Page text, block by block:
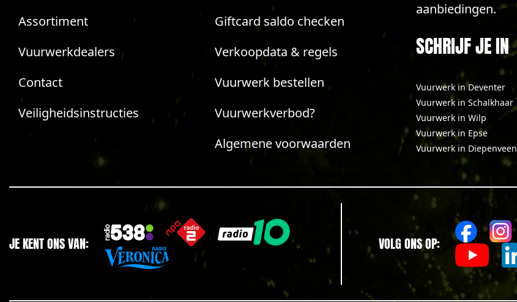
Assortiment
Vuurwerkdealers
Contact
Veiligheidsinstructies
Giftcard saldo checken
Verkoopdata & regels
Vuurwerk bestellen
Vuurwerkverbod?
Algemene voorwaarden
aanbiedingen.
SCHRIJF JE IN
Vuurwerk in Deventer
Vuurwerk in Schalkhaar
Vuurwerk in Wilp
Vuurwerk in Epse
Vuurwerk in Diepenveen
JE KENT ONS VAN: VOLG ONS OP: